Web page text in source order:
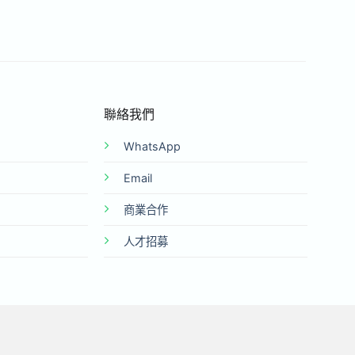
聯絡我們
WhatsApp
Email
商業合作
人才招募